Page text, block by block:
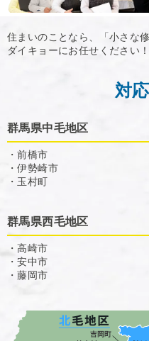
住まいのことなら、「小さな
ダイキョーにお任せください！
対
群馬県中毛地区
・前橋市
・伊勢崎市
・玉村町
群馬県西毛地区
・高崎市
・安中市
・藤岡市